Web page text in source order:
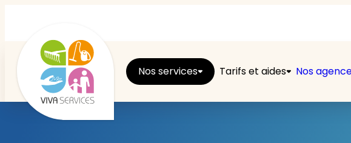
Nos services Tarifs et aides Nos